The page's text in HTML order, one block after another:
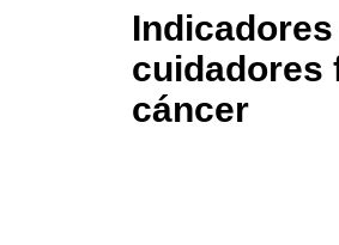
cuidadores
cáncer